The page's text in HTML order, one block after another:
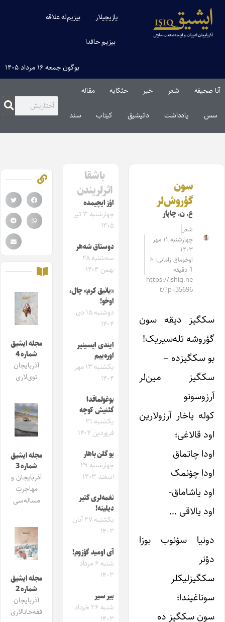
یازیچیلار بیزیم‌له علاقه
بیزیم حاقدا
بوگون جمعه ۱۶ مرداد ۱۴۰۵
آنا صحیفه شعر خبر حئکایه مقاله‌
سس یادداشت دانیشیق کیتاب سند
سون
گؤروش‌لر
ع. ن. چاپار
شعر
چهارشنبه ۱۱ مهر
۱۴۰۳
اوخوماق زامانی: <
1 دقیقه
https://ishiq.ne
t/?p=35696
سکگیز دیقه سون
گؤروشه تله‌سیریک!
بو سکگیزده –
سکگیز مین‌لر
آرزوسونو
کوله یاخار آرزولارین
اود قالاغی؛
اودا چاتماق
اودا چؤنمک
اود یاشاماق-
اود یالاقی …
دونیا سؤنوب بوزا
دؤنر
سکگیزلیکلر
سوناغیندا؛
سون سکگیز ده
باشقا
اثرلریندن
اؤز ایچیمده
چهارشنبه ۳ تیر
۱۴۰۵
دوستاق شه‌هر
سه‌شنبه ۲۸
بهمن ۱۴۰۴
«یانیق کرم» چال،
اوخو!
دوشنبه ۱۵ دی
۱۴۰۴
ایندی ایسینیر
اوره‌ییم
یکشنبه ۱۳ مهر
۱۴۰۴
بوغولماقدا
گئنیش کوچه
یکشنبه ۳۱
فروردین ۱۴۰۴
بو گلن باهار
چهارشنبه ۲۹
اسفند ۱۴۰۳
نغمه‌لری گتیر
دیلینه!
یکشنبه ۲۷ آبان
۱۴۰۳
آی اومید گؤزوم!
شنبه ۶ مرداد
۱۴۰۳
بیر سیر
شنبه ۲۶ خرداد
۱۴۰۳
مجله ایشیق
شماره 4
آذربایجان
توی‌لاری
مجله ایشیق
شماره 3
آذربایجان و
مهاجرت
مساله‌سی
مجله ایشیق
شماره 2
آذربایجان
قفه‌خانالاری